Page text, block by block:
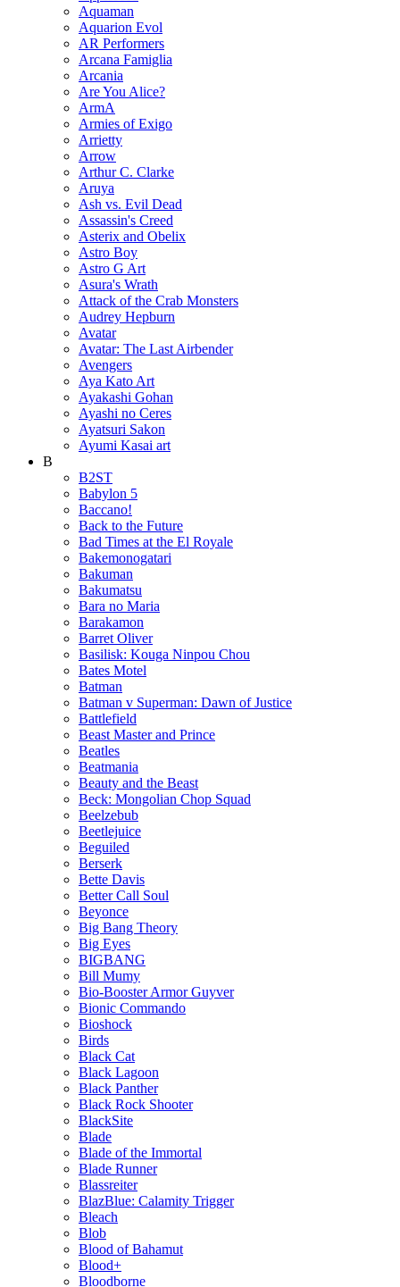
Aquaman
Aquarion Evol
AR Performers
Arcana Famiglia
Arcania
Are You Alice?
ArmA
Armies of Exigo
Arrietty
Arrow
Arthur C. Clarke
Aruya
Ash vs. Evil Dead
Assassin's Creed
Asterix and Obelix
Astro Boy
Astro G Art
Asura's Wrath
Attack of the Crab Monsters
Audrey Hepburn
Avatar
Avatar: The Last Airbender
Avengers
Aya Kato Art
Ayakashi Gohan
Ayashi no Ceres
Ayatsuri Sakon
Ayumi Kasai art
B
B2ST
Babylon 5
Baccano!
Back to the Future
Bad Times at the El Royale
Bakemonogatari
Bakuman
Bakumatsu
Bara no Maria
Barakamon
Barret Oliver
Basilisk: Kouga Ninpou Chou
Bates Motel
Batman
Batman v Superman: Dawn of Justice
Battlefield
Beast Master and Prince
Beatles
Beatmania
Beauty and the Beast
Beck: Mongolian Chop Squad
Beelzebub
Beetlejuice
Beguiled
Berserk
Bette Davis
Better Call Soul
Beyonce
Big Bang Theory
Big Eyes
BIGBANG
Bill Mumy
Bio-Booster Armor Guyver
Bionic Commando
Bioshock
Birds
Black Cat
Black Lagoon
Black Panther
Black Rock Shooter
BlackSite
Blade
Blade of the Immortal
Blade Runner
Blassreiter
BlazBlue: Calamity Trigger
Bleach
Blob
Blood of Bahamut
Blood+
Bloodborne